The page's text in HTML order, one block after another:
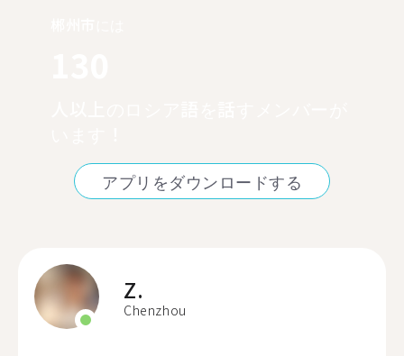
アプリをダウンロードする
Z.
Chenzhou